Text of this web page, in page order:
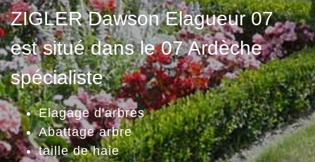
ZIGLER Dawson Elagueur 07
est situé dans le 07 Ardèche
spécialiste
Elagage d'arbres
Abattage arbre
taille de haie